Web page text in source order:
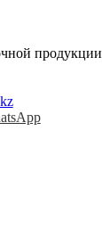
продукции